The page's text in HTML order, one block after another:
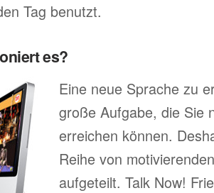
Tag benutzt.
es?
Eine neue Sprache zu
große Aufgabe, die Sie
erreichen können.
Reihe von
aufgeteilt. Talk Now!